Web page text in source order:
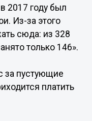
2017 году был
Из-за этого
сюда: из 328
только 146».
за пустующие
платить